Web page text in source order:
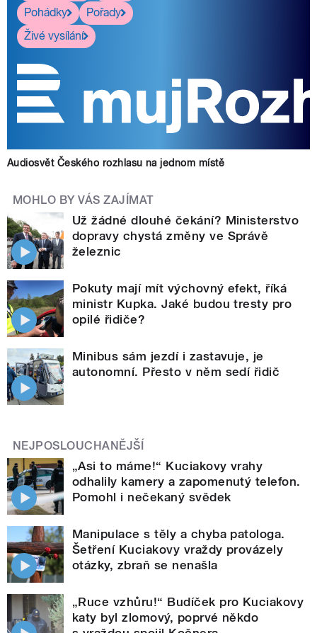
Pohádky
Pořady
Živé vysílání
Audiosvět Českého rozhlasu na jednom místě
MOHLO BY VÁS ZAJÍMAT
Už žádné dlouhé čekání? Ministerstvo
dopravy chystá změny ve Správě
železnic
Pokuty mají mít výchovný efekt, říká
ministr Kupka. Jaké budou tresty pro
opilé řidiče?
Minibus sám jezdí i zastavuje, je
autonomní. Přesto v něm sedí řidič
NEJPOSLOUCHANĚJŠÍ
„Asi to máme!“ Kuciakovy vrahy
odhalily kamery a zapomenutý telefon.
Pomohl i nečekaný svědek
Manipulace s těly a chyba patologa.
Šetření Kuciakovy vraždy provázely
otázky, zbraň se nenašla
„Ruce vzhůru!“ Budíček pro Kuciakovy
katy byl zlomový, poprvé někdo